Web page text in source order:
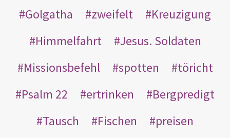
Golgatha
zweifelt
Kreuzigung
Himmelfahrt
Jesus. Soldaten
Missionsbefehl
spotten
töricht
Psalm 22
ertrinken
Bergpredigt
Tausch
Fischen
preisen